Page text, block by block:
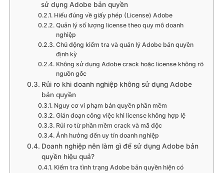
sử dụng Adobe bản quyền
Hiểu đúng về giấy phép (License) Adobe
Quản lý số lượng license theo quy mô doanh
nghiệp
Chủ động kiểm tra và quản lý Adobe bản quyền
định kỳ
Không sử dụng Adobe crack hoặc license không rõ
nguồn gốc
Rủi ro khi doanh nghiệp không sử dụng Adobe
bản quyền
Nguy cơ vi phạm bản quyền phần mềm
Gián đoạn công việc khi license không hợp lệ
Rủi ro từ phần mềm crack và mã độc
Ảnh hưởng đến uy tín doanh nghiệp
Doanh nghiệp nên làm gì để sử dụng Adobe bản
quyền hiệu quả?
Kiểm tra tình trạng Adobe bản quyền hiện có